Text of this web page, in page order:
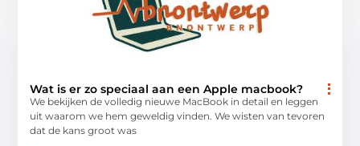
Wat is er zo speciaal aan een Apple macbook?
We bekijken de volledig nieuwe MacBook in detail en leggen
uit waarom we hem geweldig vinden. We wisten van tevoren
dat de kans groot was